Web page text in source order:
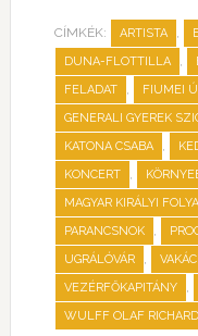
CÍMKÉK: ARTISTA ,
DUNA-FLOTTILLA ,
FELADAT , FIUMEI
GENERALI GYEREK
KATONA CSABA ,
KONCERT ,
MAGYAR KIRÁLYI
PARANCSNOK ,
UGRÁLÓVÁR ,
VEZÉRFŐKAPITÁNY ,
WULFF OLAF RICHARD